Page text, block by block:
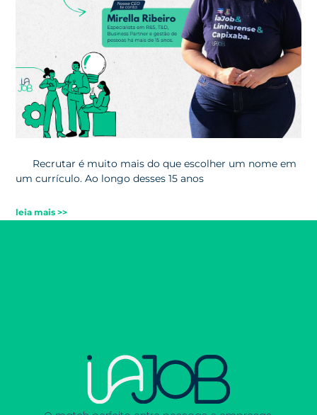
Recrutar é muito mais do que escolher um nome em
um currículo. Ao longo desses 15 anos
leia mais >>